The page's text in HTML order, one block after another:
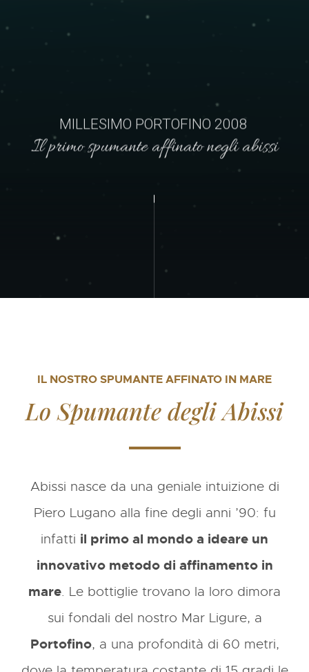
MILLESIMO PORTOFINO 2008
Il primo spumante affinato negli abissi
IL NOSTRO SPUMANTE AFFINATO IN MARE
Lo Spumante degli Abissi
Abissi nasce da una geniale intuizione di
Piero Lugano alla fine degli anni ’90: fu
infatti il primo al mondo a ideare un
innovativo metodo di affinamento in
mare. Le bottiglie trovano la loro dimora
sui fondali del nostro Mar Ligure, a
Portofino, a una profondità di 60 metri,